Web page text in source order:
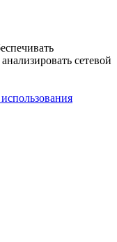
сетевой